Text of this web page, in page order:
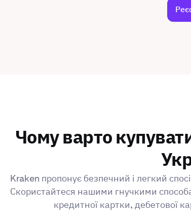
Чому варто
Kraken пропонує безпечний і легкий
Скористайтеся нашими гнучкими
кредитної картки, дебетової